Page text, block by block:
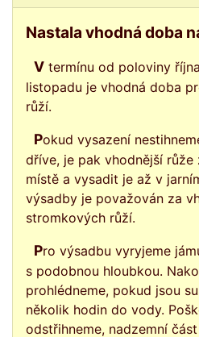
Nastala vhodná doba
V termínu od poloviny října do poloviny
listopadu je vhodná doba
růží.
Pokud vysazení nestihneme nebo přijde zima
dříve, je pak vhodnější růže
místě a vysadit je až v
výsadby je považován za
stromkových růží.
Pro výsadbu vyryjeme jámu asi 30 cm v průměru
s podobnou hloubkou.
prohlédneme, pokud jsou
několik hodin do vody.
odstřihneme, nadzemní